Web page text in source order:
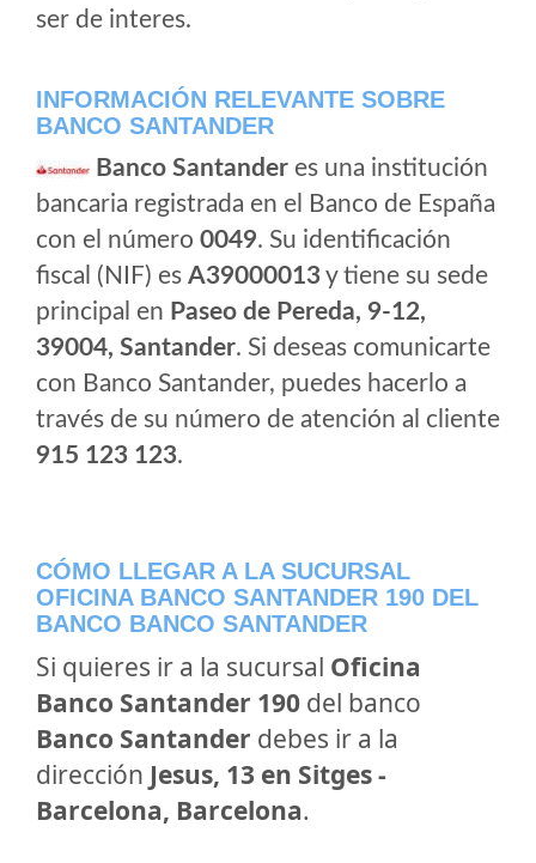
ser de interes.
INFORMACIÓN RELEVANTE SOBRE
BANCO SANTANDER
Banco Santander es una institución
bancaria registrada en el Banco de España
con el número 0049. Su identificación
fiscal (NIF) es A39000013y tiene su sede
principal en Paseo de Pereda, 9-12,
39004, Santander. Si deseas comunicarte
con Banco Santander, puedes hacerlo a
través de su número de atención al cliente
915 123 123.
CÓMO LLEGAR A LA SUCURSAL
OFICINA BANCO SANTANDER 190 DEL
BANCO BANCO SANTANDER
Si quieres ir a la sucursal Oficina
Banco Santander 190 del banco
Banco Santander debes ir a la
dirección Jesus, 13 en Sitges -
Barcelona, Barcelona.